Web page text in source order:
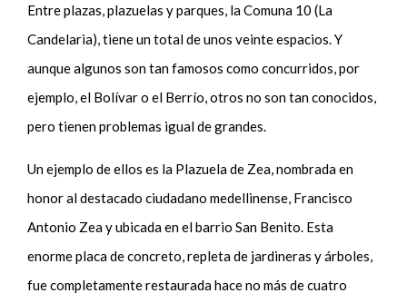
Entre plazas, plazuelas y parques, la Comuna 10 (La
Candelaria), tiene un total de unos veinte espacios. Y
aunque algunos son tan famosos como concurridos, por
ejemplo, el Bolívar o el Berrío, otros no son tan conocidos,
pero tienen problemas igual de grandes.
Un ejemplo de ellos es la Plazuela de Zea, nombrada en
honor al destacado ciudadano medellinense, Francisco
Antonio Zea y ubicada en el barrio San Benito. Esta
enorme placa de concreto, repleta de jardineras y árboles,
fue completamente restaurada hace no más de cuatro